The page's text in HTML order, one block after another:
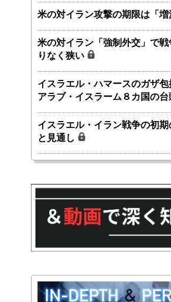
米の対イラン攻撃の期限は「増
米の対イラン「強制外交」で
りなく狭い
イスラエル・ハマースのガザ
アラブ・イスラーム８カ国の台
イスラエル・イラン戦争の初
と見通し